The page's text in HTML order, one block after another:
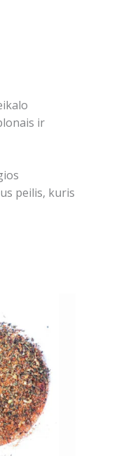
ir
peilis, kuris
1.99€
through
5.79€